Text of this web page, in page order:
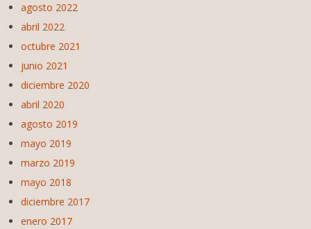
agosto 2022
abril 2022
octubre 2021
junio 2021
diciembre 2020
abril 2020
agosto 2019
mayo 2019
marzo 2019
mayo 2018
diciembre 2017
enero 2017